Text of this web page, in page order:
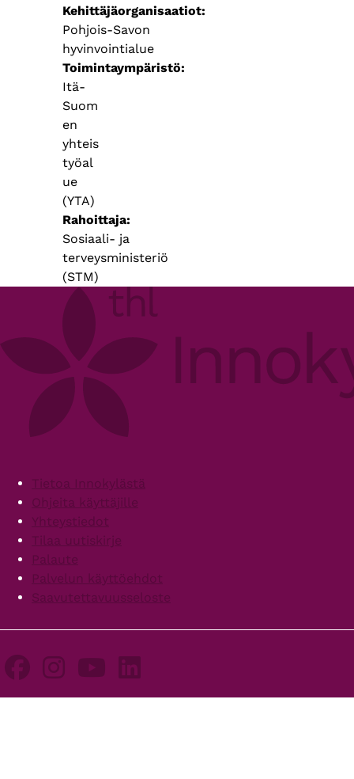
Kehittäjäorganisaatiot
Pohjois-Savon
hyvinvointialue
Toimintaympäristö
Itä-
Suom
en
yhteis
työal
ue
(YTA)
Rahoittaja
Sosiaali- ja
terveysministeriö
(STM)
FooterTietoa Innokylästä
Ohjeita käyttäjille
Yhteystiedot
Tilaa uutiskirje
Palaute
Palvelun käyttöehdot
Saavutettavuusseloste